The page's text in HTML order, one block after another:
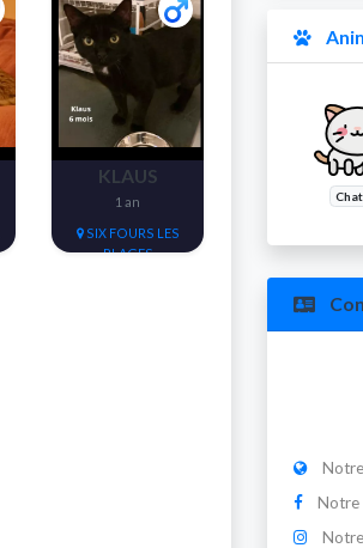
KLAUS
1 an
SIX FOURS LES
PLAGES
Notre